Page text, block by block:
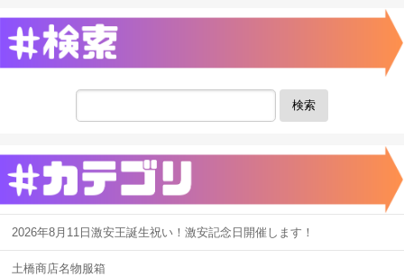
検索
2026年8月11日激安王誕生祝い！激安記念日開催します！
土橋商店名物服箱